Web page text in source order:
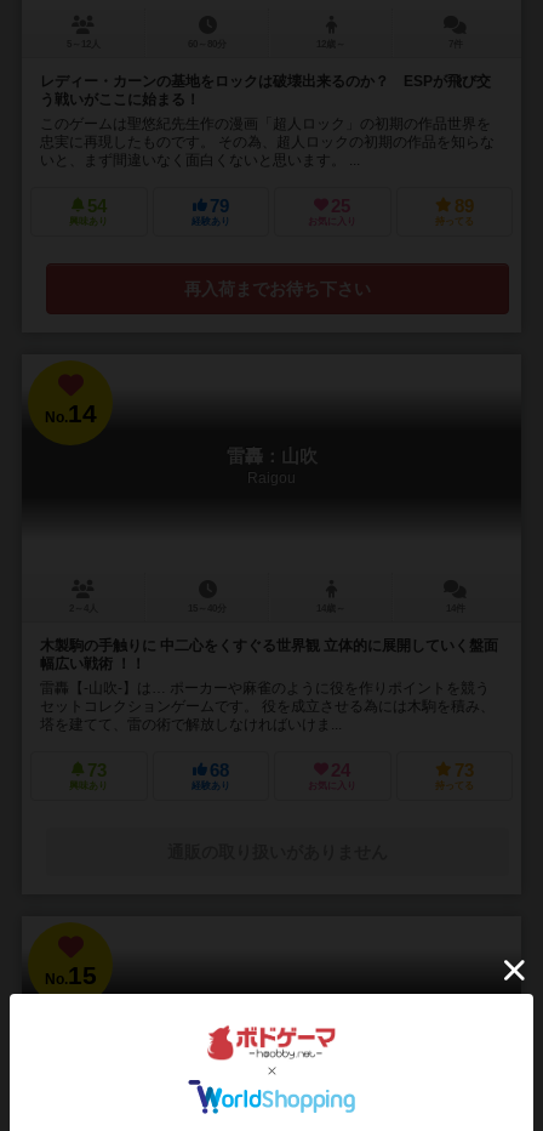
レディー・カーンの基地をロックは破壊出来るのか？ ESPが飛び交
う戦いがここに始まる！
このゲームは聖悠紀先生作の漫画「超人ロック」の初期の作品世界を
忠実に再現したものです。 その為、超人ロックの初期の作品を知らな
いと、まず間違いなく面白くないと思います。 ...
54
興味あり
79
経験あり
25
お気に入り
89
持ってる
再入荷までお待ち下さい
No.14
雷轟：山吹
Raigou
木製駒の手触りに 中二心をくすぐる世界観 立体的に展開していく盤面
幅広い戦術 ！！
雷轟【-山吹-】は… ポーカーや麻雀のように役を作りポイントを競う
セットコレクションゲームです。 役を成立させる為には木駒を積み、
塔を建てて、雷の術で解放しなければいけま...
73
興味あり
68
経験あり
24
お気に入り
73
持ってる
No.15
Bloodborne: The Card Game